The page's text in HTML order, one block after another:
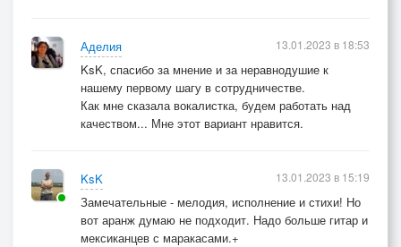
Аделия
KsK, спасибо за мнение и за неравнодушие к
нашему первому шагу в сотрудничестве.
Как мне сказала вокалистка, будем работать над
качеством... Мне этот вариант нравится.
13.01.2023 в 18:53
KsK
Замечательные - мелодия, исполнение и стихи! Но
вот аранж думаю не подходит. Надо больше гитар и
мексиканцев с маракасами.+
13.01.2023 в 15:19